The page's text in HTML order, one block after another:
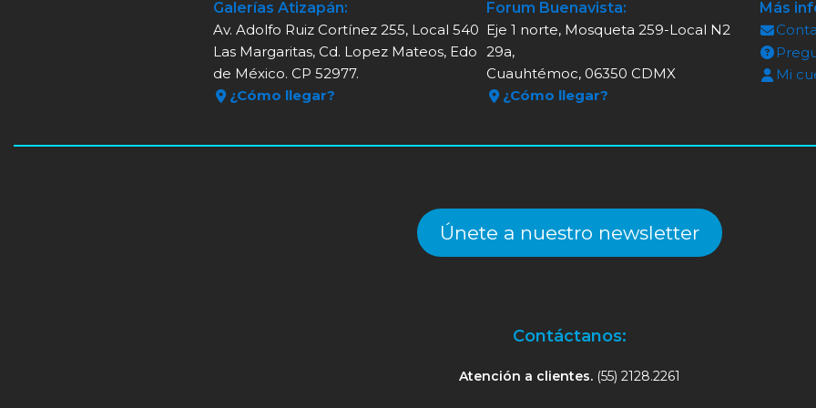
Galerías Atizapán:
Av. Adolfo Ruiz Cortínez 255, Local 540
Las Margaritas, Cd. Lopez Mateos, Edo
de México. CP 52977.
¿Cómo llegar?
Forum Buenavista:
Eje 1 norte, Mosqueta 259-Local N2
29a,
Cuauhtémoc, 06350 CDMX
¿Cómo llegar?
Más
Mi
Únete a nuestro newsletter
Contáctanos:
Atención a clientes. (55) 2128.2261